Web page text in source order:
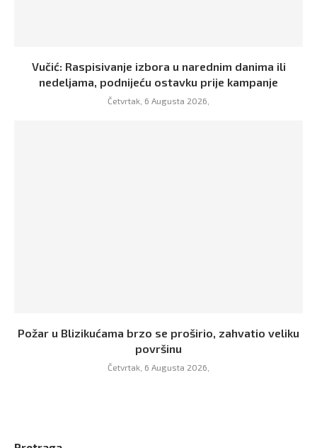
Vučić: Raspisivanje izbora u narednim danima ili
nedeljama, podnijeću ostavku prije kampanje
Četvrtak, 6 Augusta 2026,
Požar u Blizikućama brzo se proširio, zahvatio veliku
površinu
Četvrtak, 6 Augusta 2026,